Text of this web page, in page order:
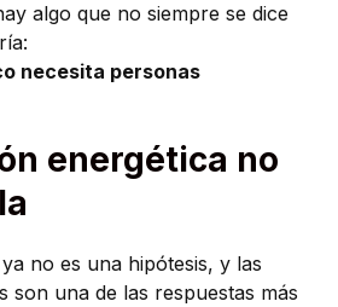
algo que no siempre se dice
necesita personas
energética no
no es una hipótesis, y las
son una de las respuestas más